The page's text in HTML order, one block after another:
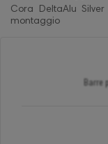
Cora DeltaAlu
montaggio
Barre